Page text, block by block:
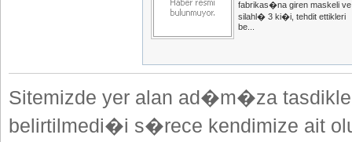
fabrikas�na giren maskeli ve
silahl� 3 ki�i, tehdit ettikleri
be...
Sitemizde yer alan ad�m�za
belirtilmedi�i s�rece kendimize ait